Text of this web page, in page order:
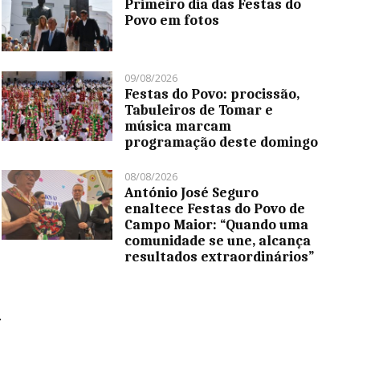
Primeiro dia das Festas do
Povo em fotos
09/08/2026
Festas do Povo: procissão,
Tabuleiros de Tomar e
música marcam
programação deste domingo
08/08/2026
António José Seguro
enaltece Festas do Povo de
Campo Maior: “Quando uma
comunidade se une, alcança
resultados extraordinários”